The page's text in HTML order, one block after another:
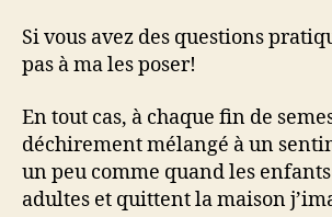
Si vous avez des questions
pas à ma les poser!
En tout cas, à chaque fin de
déchirement mélangé à un
un peu comme quand les
adultes et quittent la maison